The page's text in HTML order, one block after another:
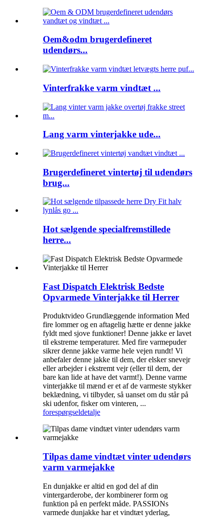
Oem&odm brugerdefineret
udendørs...
Vinterfrakke varm vindtæt ...
Lang varm vinterjakke ude...
Brugerdefineret vintertøj til udendørs
brug...
Hot sælgende specialfremstillede
herre...
Fast Dispatch Elektrisk Bedste
Opvarmede Vinterjakke til Herrer
Produktvideo Grundlæggende information Med
fire lommer og en aftagelig hætte er denne jakke
fyldt med sjove funktioner! Denne jakke er lavet
til ekstreme temperaturer. Med fire varmepuder
sikrer denne jakke varme hele vejen rundt! Vi
anbefaler denne jakke til dem, der elsker snevejr
eller arbejder i ekstremt vejr (eller til dem, der
bare kan lide at have det varmt!). Denne varme
vinterjakke til mænd er et af de varmeste stykker
beklædning, vi tilbyder, så uanset om du står på
ski udenfor, fisker om vinteren, ...
forespørgseldetalje
Tilpas dame vindtæt vinter udendørs
varm varmejakke
En dunjakke er altid en god del af din
vintergarderobe, der kombinerer form og
funktion på en perfekt måde. PASSIONs
varmede dunjakke har et vindtæt yderlag,